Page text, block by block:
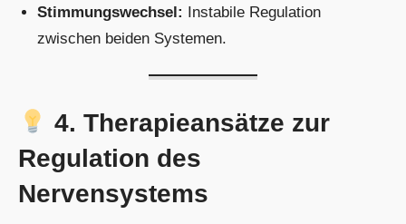
Stimmungswechsel: Instabile Regulation
zwischen beiden Systemen.
4. Therapieansätze zur
Regulation des
Nervensystems